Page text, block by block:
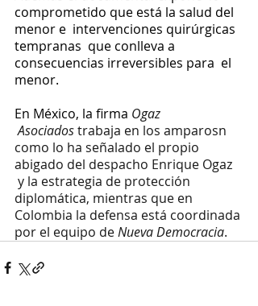
comprometido que está la salud del
menor e  intervenciones quirúrgicas
tempranas  que conlleva a
consecuencias irreversibles para  el
menor.
En México, la firma Ogaz
Asociados trabaja en los amparosn
como lo ha señalado el propio
abigado del despacho Enrique Ogaz
y la estrategia de protección
diplomática, mientras que en
Colombia la defensa está coordinada
por el equipo de Nueva Democracia.